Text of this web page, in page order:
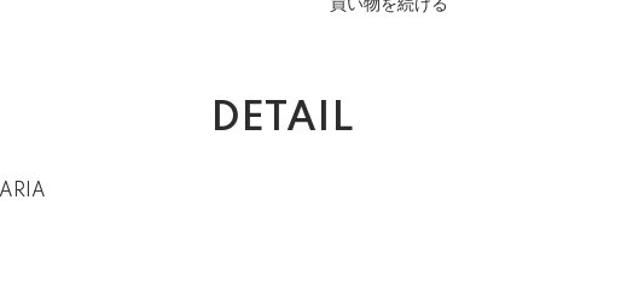
買い物を続ける
DETAIL